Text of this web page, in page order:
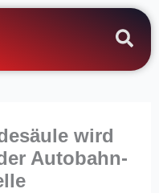
wird
Autobahn-